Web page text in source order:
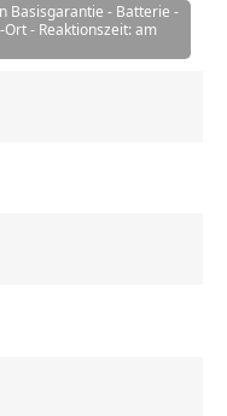
Basisgarantie - Batterie -
Ort - Reaktionszeit: am